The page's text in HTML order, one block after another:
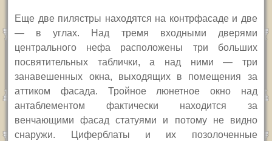
Еще две пилястры находятся на контрфасаде и две
— в углах. Над тремя входными дверями
центрального нефа расположены три больших
посвятительных таблички, а над ними — три
занавешенных окна, выходящих в помещения за
аттиком фасада. Тройное люнетное окно над
антаблементом фактически находится за
венчающими фасад статуями и потому не видно
снаружи. Циферблаты и их позолоченные